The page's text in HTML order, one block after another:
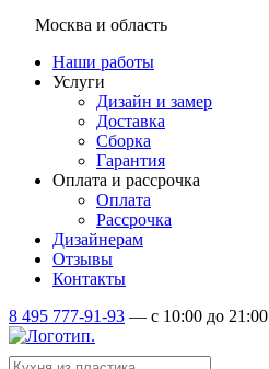
Москва и область
Наши работы
Услуги
Дизайн и замер
Доставка
Сборка
Гарантия
Оплата и рассрочка
Оплата
Рассрочка
Дизайнерам
Отзывы
Контакты
8 495 777-91-93 — c 10:00 до 21:00